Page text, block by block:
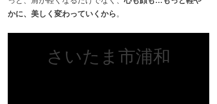
かに、美しく変わっていくから 。
さいたま市浦和